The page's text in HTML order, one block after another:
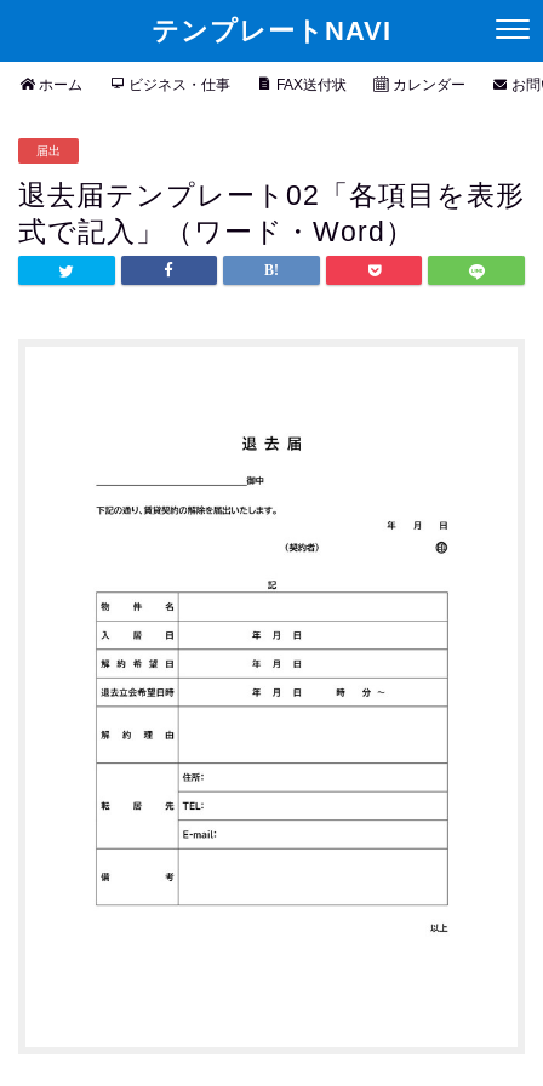
テンプレートNAVI
ホーム ビジネス・仕事 FAX送付状 カレンダー お
届出
退去届テンプレート02「各項目を表形
式で記入」（ワード・Word）